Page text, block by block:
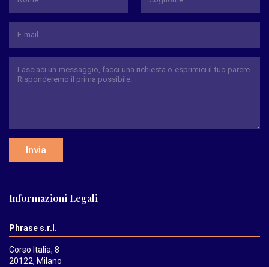
Invia
Informazioni Legali
Phrase s.r.l.
Corso Italia, 8
20122, Milano